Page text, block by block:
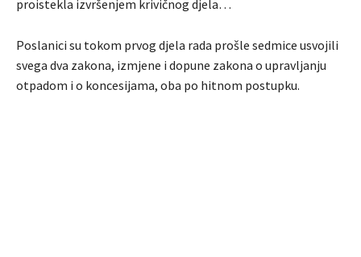
proistekla izvršenjem krivičnog djela…
Poslanici su tokom prvog djela rada prošle sedmice usvojili
svega dva zakona, izmjene i dopune zakona o upravljanju
otpadom i o koncesijama, oba po hitnom postupku.